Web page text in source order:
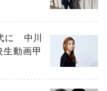
に 中川
動画甲